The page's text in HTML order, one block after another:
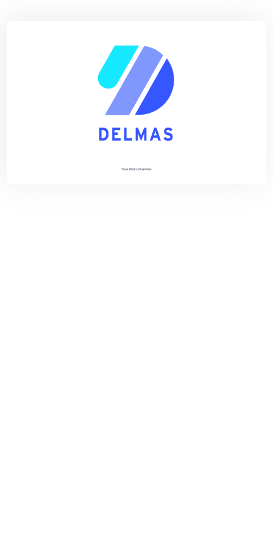
Tous droits réservés